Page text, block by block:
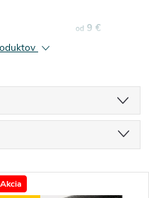
od9 €
Akcia